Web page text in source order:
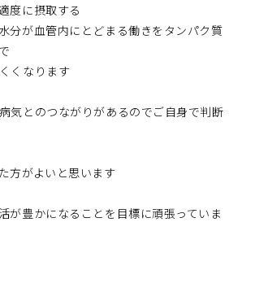
度に摂取する
が血管内にとどまる働きをタンパク質
なります
気とのつながりがあるのでご自身で判断
方がよいと思います
が豊かになることを目標に頑張っていま